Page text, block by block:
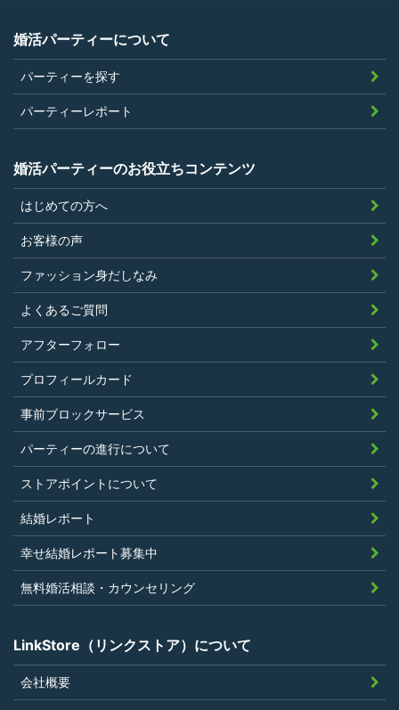
当社が企画するパーティープランに設定
されている年齢条件にあてはまっている
こと。
参加条件があり証明書が必要なパーティ
ーは、その条件にあてはまっており且つ
弊社が希望する証明書を持参できるこ
過去に、当社運営サービスにおいて、不
正行為、ストーカー行為、クレジットカ
ードの不正利用その他問題のある行為を
したことがないこと
暴力団等の反社会的勢力の関係者でな
く、また、法令違反あるいは公序良俗違
反行為等反社会的活動を行ったことがな
いこと
当社の独自の裁量によりLinkStoreの運営
上問題があると判断されたことがないこ
と
過去に会員登録を抹消されたり、利用停
止処分を受けたことがないこと
当社の提供するサービスと同一または類
似のサービスを提供することを業とする
法人または個人若しくはそれらの従業者
でないこと
婚活パーティーについて
パーティーを探す
パーティーレポート
婚活パーティーのお役立ちコンテンツ
はじめての方へ
お客様の声
ファッション身だしなみ
よくあるご質問
アフターフォロー
プロフィールカード
事前ブロックサービス
パーティーの進行について
ストアポイントについて
結婚レポート
幸せ結婚レポート募集中
無料婚活相談・カウンセリング
LinkStore（リンクストア）について
会社概要